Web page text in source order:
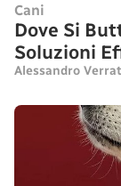
Cani
Dove Si
Soluzioni
Alessandro